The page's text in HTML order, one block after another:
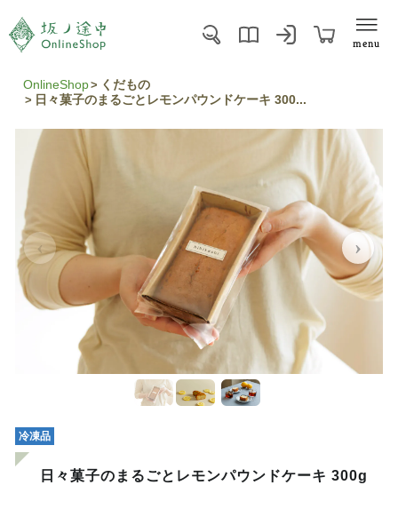
menu
OnlineShop
くだもの
日々菓子のまるごとレモンパウンドケーキ 300...
冷凍品
日々菓子のまるごとレモンパウンドケーキ 300g